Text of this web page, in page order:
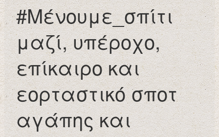
#Mένουμε_σπίτι
μαζί, υπέροχο,
επίκαιρο και
εορταστικό σποτ
αγάπης και